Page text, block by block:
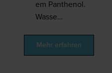
em Panthenol.
Wasse…
Mehr erfahren